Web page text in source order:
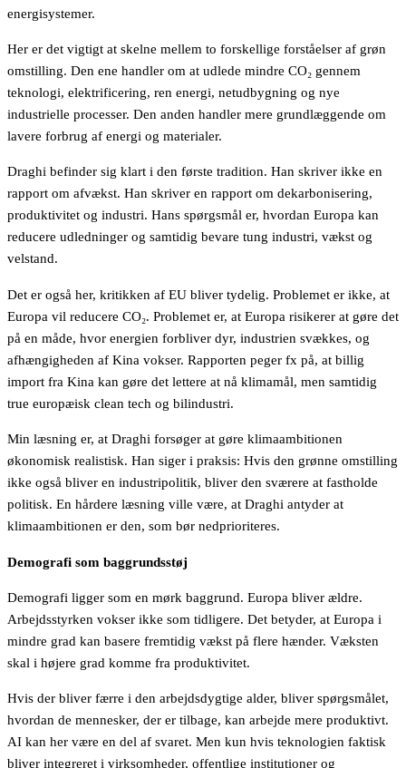
energisystemer.
Her er det vigtigt at skelne mellem to forskellige forståelser af grøn
omstilling. Den ene handler om at udlede mindre CO₂ gennem
teknologi, elektrificering, ren energi, netudbygning og nye
industrielle processer. Den anden handler mere grundlæggende om
lavere forbrug af energi og materialer.
Draghi befinder sig klart i den første tradition. Han skriver ikke en
rapport om afvækst. Han skriver en rapport om dekarbonisering,
produktivitet og industri. Hans spørgsmål er, hvordan Europa kan
reducere udledninger og samtidig bevare tung industri, vækst og
velstand.
Det er også her, kritikken af EU bliver tydelig. Problemet er ikke, at
Europa vil reducere CO₂. Problemet er, at Europa risikerer at gøre det
på en måde, hvor energien forbliver dyr, industrien svækkes, og
afhængigheden af Kina vokser. Rapporten peger fx på, at billig
import fra Kina kan gøre det lettere at nå klimamål, men samtidig
true europæisk clean tech og bilindustri.
Min læsning er, at Draghi forsøger at gøre klimaambitionen
økonomisk realistisk. Han siger i praksis: Hvis den grønne omstilling
ikke også bliver en industripolitik, bliver den sværere at fastholde
politisk. En hårdere læsning ville være, at Draghi antyder at
klimaambitionen er den, som bør nedprioriteres.
Demografi som baggrundsstøj
Demografi ligger som en mørk baggrund. Europa bliver ældre.
Arbejdsstyrken vokser ikke som tidligere. Det betyder, at Europa i
mindre grad kan basere fremtidig vækst på flere hænder. Væksten
skal i højere grad komme fra produktivitet.
Hvis der bliver færre i den arbejdsdygtige alder, bliver spørgsmålet,
hvordan de mennesker, der er tilbage, kan arbejde mere produktivt.
AI kan her være en del af svaret. Men kun hvis teknologien faktisk
bliver integreret i virksomheder, offentlige institutioner og